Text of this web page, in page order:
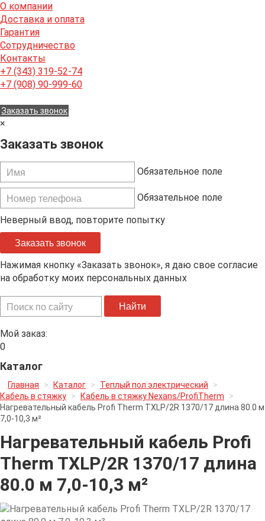
О компании
Доставка и оплата
Гарантия
Сотрудничество
Контакты
+7 (343) 319-52-74
+7 (908) 90-999-60
Заказать звонок
×
Заказать звонок
Обязательное поле
Обязательное поле
Неверный ввод, повторите попытку
Заказать звонок
Нажимая кнопку «Заказать звонок», я даю свое согласие
на обработку моих персональных данных
Найти
Мой заказ:
0
Каталог
Главная > Каталог > Теплый пол электрический
>
Кабель в стяжку > Кабель в стяжку Nexans/ProfiTherm
>
Нагревательный кабель Profi Therm TXLP/2R 1370/17 длина 80.0 м
7,0-10,3 м²
Нагревательный кабель Profi
Therm TXLP/2R 1370/17 длина
80.0 м 7,0-10,3 м²